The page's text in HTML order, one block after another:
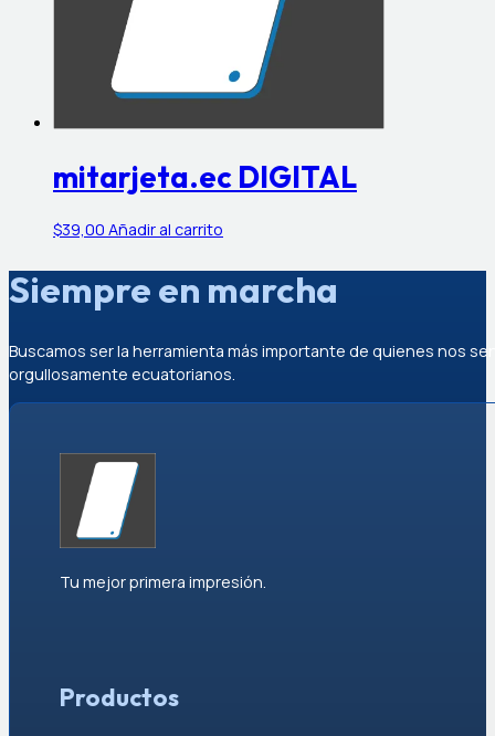
mitarjeta.ec DIGITAL
$39,00 Añadir al carrito
Siempre en marcha
Buscamos ser la herramienta más importante de quienes nos
orgullosamente ecuatorianos.
Tu mejor primera impresión.
Productos